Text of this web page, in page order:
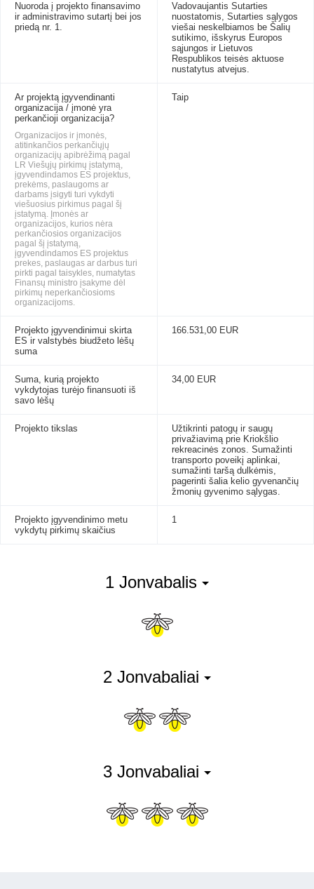
Nuoroda į projekto finansavimo
ir administravimo sutartį bei jos
priedą nr. 1.
Vadovaujantis Sutarties
nuostatomis, Sutarties sąlygos
viešai neskelbiamos be Šalių
sutikimo, išskyrus Europos
sąjungos ir Lietuvos
Respublikos teisės aktuose
nustatytus atvejus.
Ar projektą įgyvendinanti
organizacija / įmonė yra
perkančioji organizacija?
Organizacijos ir įmonės,
atitinkančios perkančiųjų
organizacijų apibrėžimą pagal
LR Viešųjų pirkimų įstatymą,
įgyvendindamos ES projektus,
prekėms, paslaugoms ar
darbams įsigyti turi vykdyti
viešuosius pirkimus pagal šį
įstatymą. Įmonės ar
organizacijos, kurios nėra
perkančiosios organizacijos
pagal šį įstatymą,
įgyvendindamos ES projektus
prekes, paslaugas ar darbus turi
pirkti pagal taisykles, numatytas
Finansų ministro įsakyme dėl
pirkimų neperkančiosioms
organizacijoms.
Taip
Projekto įgyvendinimui skirta
ES ir valstybės biudžeto lėšų
suma
166.531,00 EUR
Suma, kurią projekto
vykdytojas turėjo finansuoti iš
savo lėšų
34,00 EUR
Projekto tikslas
Užtikrinti patogų ir saugų
privažiavimą prie Kriokšlio
rekreacinės zonos. Sumažinti
transporto poveikį aplinkai,
sumažinti taršą dulkėmis,
pagerinti šalia kelio gyvenančių
žmonių gyvenimo sąlygas.
Projekto įgyvendinimo metu
vykdytų pirkimų skaičius
1
1 Jonvabalis
2 Jonvabaliai
3 Jonvabaliai